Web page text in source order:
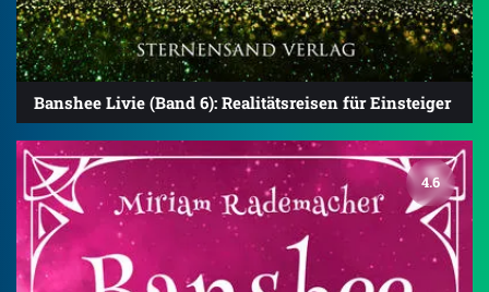
Banshee Livie (Band 6): Realitätsreisen für Einsteiger
4.6